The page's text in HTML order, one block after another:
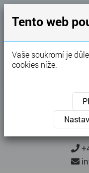
Tento web
Vaše soukromí je
cookies níže.